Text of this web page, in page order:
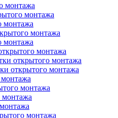
монтажа
монтажа
монтажа
монтажа
монтажа
монтажа
открытого монтажа
открытого монтажа
монтажа
монтажа
монтажа